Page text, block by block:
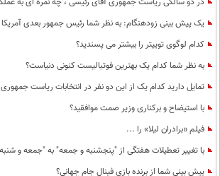
یک پیش بینی زودهنگام: به نظر شما رئیس جمهور بعدی
کدام لوگوی توییتر را بیشتر می پسندید؟
به نظر شما کدام یک بهترین فوتبالیست کنونی دنیاست؟
تمایل دارید کدام یک از این دو نفر در انتخابات ریاست جمهوری
با استیضاح و برکناری وزیر صمت موافقید؟
فیلم «برادران لیلا» را ...
با تغییر تعطیلات هفتگی از "پنجشنبه و جمعه" به "جمعه و
پیش بینی شما از برنده بازی فینال جام جهانی؟